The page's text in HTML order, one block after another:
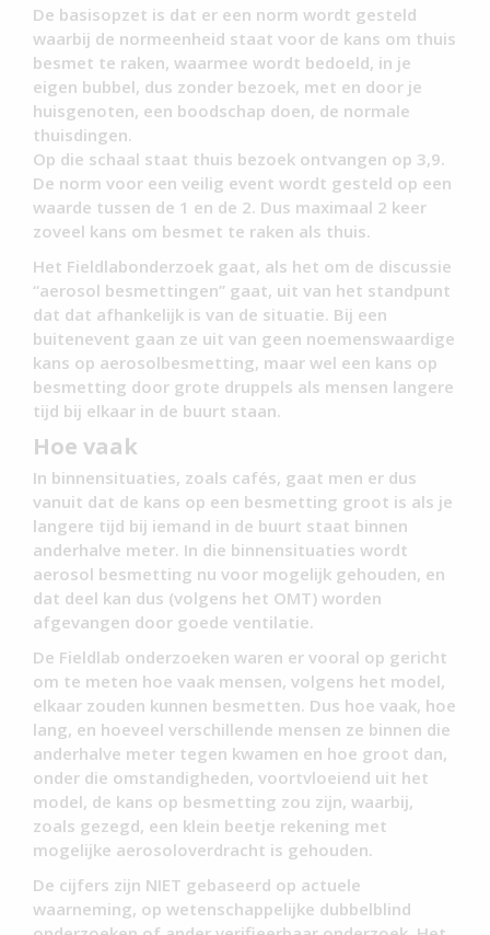
De basisopzet is dat er een norm wordt gesteld
waarbij de normeenheid staat voor de kans om thuis
besmet te raken, waarmee wordt bedoeld, in je
eigen bubbel, dus zonder bezoek, met en door je
huisgenoten, een boodschap doen, de normale
thuisdingen.
Op die schaal staat thuis bezoek ontvangen op 3,9.
De norm voor een veilig event wordt gesteld op een
waarde tussen de 1 en de 2. Dus maximaal 2 keer
zoveel kans om besmet te raken als thuis.
Het Fieldlabonderzoek gaat, als het om de discussie
“aerosol besmettingen” gaat, uit van het standpunt
dat dat afhankelijk is van de situatie. Bij een
buitenevent gaan ze uit van geen noemenswaardige
kans op aerosolbesmetting, maar wel een kans op
besmetting door grote druppels als mensen langere
tijd bij elkaar in de buurt staan.
Hoe vaak
In binnensituaties, zoals cafés, gaat men er dus
vanuit dat de kans op een besmetting groot is als je
langere tijd bij iemand in de buurt staat binnen
anderhalve meter. In die binnensituaties wordt
aerosol besmetting nu voor mogelijk gehouden, en
dat deel kan dus (volgens het OMT) worden
afgevangen door goede ventilatie.
De Fieldlab onderzoeken waren er vooral op gericht
om te meten hoe vaak mensen, volgens het model,
elkaar zouden kunnen besmetten. Dus hoe vaak, hoe
lang, en hoeveel verschillende mensen ze binnen die
anderhalve meter tegen kwamen en hoe groot dan,
onder die omstandigheden, voortvloeiend uit het
model, de kans op besmetting zou zijn, waarbij,
zoals gezegd, een klein beetje rekening met
mogelijke aerosoloverdracht is gehouden.
De cijfers zijn NIET gebaseerd op actuele
waarneming, op wetenschappelijke dubbelblind